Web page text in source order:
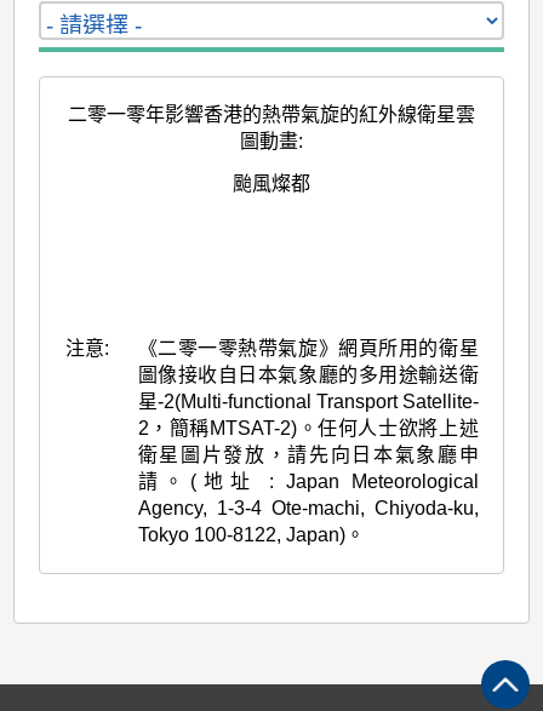
二零一零年影響香港的熱帶氣旋的紅外線衛星雲
圖動畫:
颱風燦都
注意:
《二零一零熱帶氣旋》網頁所用的衛星
圖像接收自日本氣象廳的多用途輸送衛
星-2(Multi-functional Transport Satellite-
2，簡稱MTSAT-2)。任何人士欲將上述
衛星圖片發放，請先向日本氣象廳申
請。(地址 : Japan Meteorological
Agency, 1-3-4 Ote-machi, Chiyoda-ku,
Tokyo 100-8122, Japan)。